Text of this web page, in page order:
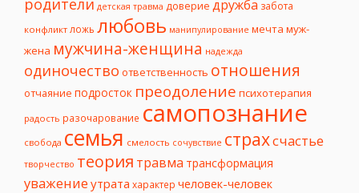
детская травма доверие дружба забота
конфликт ложь любовь манипулирование мечта муж-
жена мужчина-женщина надежда
одиночество ответственность отношения
отчаяние подросток преодоление психотерапия
радость разочарование самопознание
свобода семья смелость сочувствие страхсчастье
творчество теория травма трансформация
уважение утрата характер человек-человек